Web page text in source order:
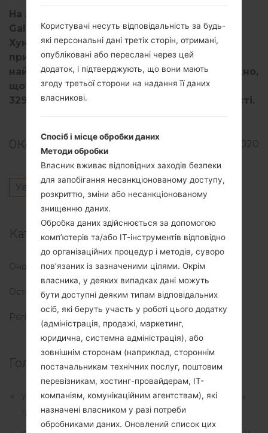
На запитання про цільову аудиторію для
Galaxy Z Fold 2 Видання Тома Брауна, Генрі
Хунмін Кім відповів, що пристрій
призначений для тих, хто хоче відчути
найкращі як технології, так і моду. Очевидно,
що це стосується тих, хто може витратити
3299 доларів на це відчуття ексклюзивності.
0Коментарі 15.09.2020
Увійти щоб залишити коментар.
Категорії
Оновлення (1)
Останні новини (113)
Регіони
Головні новини:
У 2022 році Samsung планує оновити свої ноутбуки
трьома способами
Користувачі несуть відповідальність за будь-
які персональні дані третіх сторін, отримані,
опубліковані або переслані через цей
додаток, і підтверджують, що вони мають
згоду третьої сторони на надання її даних
власникові.
Спосіб і місце обробки даних
Методи обробки
Власник вживає відповідних заходів безпеки
для запобігання несанкціонованому доступу,
розкриттю, зміни або несанкціонованому
знищенню даних.
Обробка даних здійснюється за допомогою
комп’ютерів та/або ІТ-інструментів відповідно
до організаційних процедур і методів, суворо
пов’язаних із зазначеними цілями. Окрім
власника, у деяких випадках дані можуть
бути доступні деяким типам відповідальних
осіб, які беруть участь у роботі цього додатку
(адміністрація, продажі, маркетинг,
юридична, системна адміністрація), або
зовнішнім сторонам (наприклад, стороннім
постачальникам технічних послуг, поштовим
перевізникам, хостинг-провайдерам, ІТ-
компаніям, комунікаційним агентствам), які
назначені власником у разі потреби
обробниками даних. Оновлений список цих